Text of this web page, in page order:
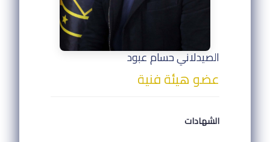
الصيدلاني حسام عبود
عضو هيئة فنية
الشهادات